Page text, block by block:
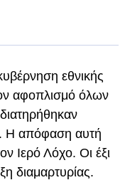
εθνικής
αφοπλισμό όλων
Η απόφαση αυτή
Ιερό Λόχο. Οι έξι
διαμαρτυρίας.